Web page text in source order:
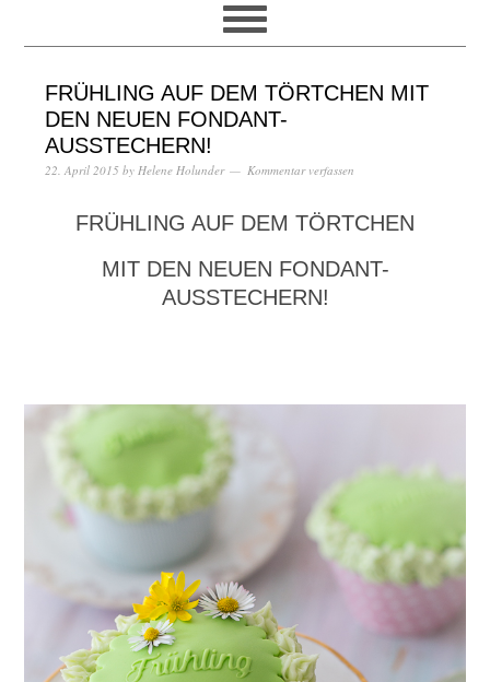
FRÜHLING AUF DEM TÖRTCHEN MIT
DEN NEUEN FONDANT-
AUSSTECHERN!
22. April 2015 by Helene Holunder Kommentar verfassen
FRÜHLING AUF DEM TÖRTCHEN
MIT DEN NEUEN FONDANT-
AUSSTECHERN!